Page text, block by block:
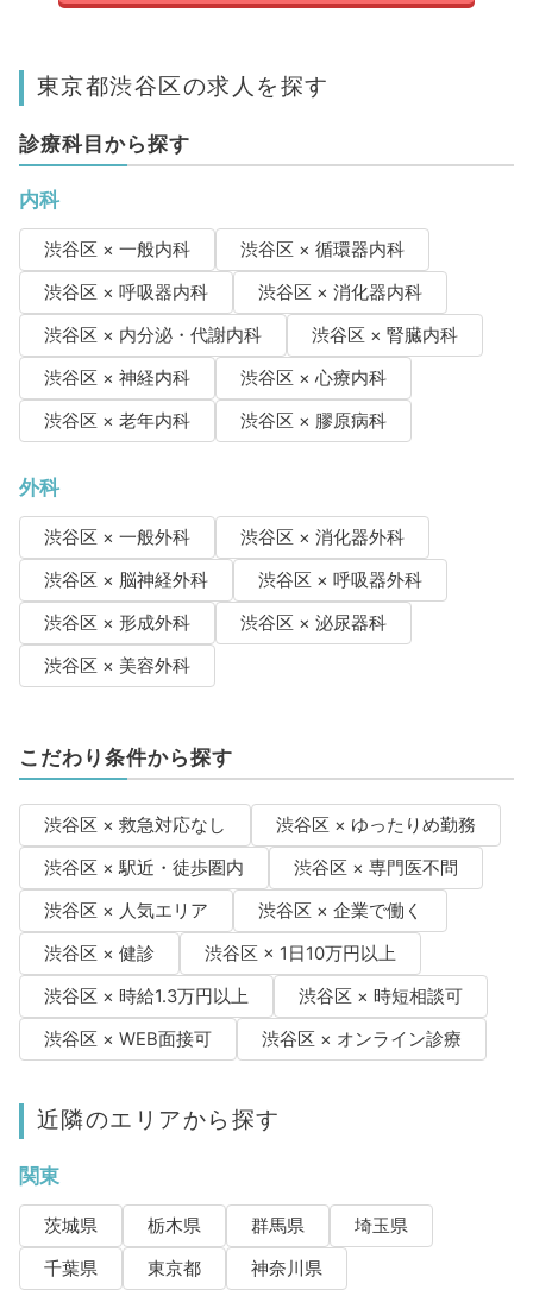
東京都渋谷区の求人を探す
診療科目から探す
内科
渋谷区 × 一般内科
渋谷区 × 循環器内科
渋谷区 × 呼吸器内科
渋谷区 × 消化器内科
渋谷区 × 内分泌・代謝内科
渋谷区 × 腎臓内科
渋谷区 × 神経内科
渋谷区 × 心療内科
渋谷区 × 老年内科
渋谷区 × 膠原病科
外科
渋谷区 × 一般外科
渋谷区 × 消化器外科
渋谷区 × 脳神経外科
渋谷区 × 呼吸器外科
渋谷区 × 形成外科
渋谷区 × 泌尿器科
渋谷区 × 美容外科
こだわり条件から探す
渋谷区 × 救急対応なし
渋谷区 × ゆったりめ勤務
渋谷区 × 駅近・徒歩圏内
渋谷区 × 専門医不問
渋谷区 × 人気エリア
渋谷区 × 企業で働く
渋谷区 × 健診
渋谷区 × 1日10万円以上
渋谷区 × 時給1.3万円以上
渋谷区 × 時短相談可
渋谷区 × WEB面接可
渋谷区 × オンライン診療
近隣のエリアから探す
関東
茨城県 栃木県 群馬県
埼玉県
千葉県
東京都 神奈川県